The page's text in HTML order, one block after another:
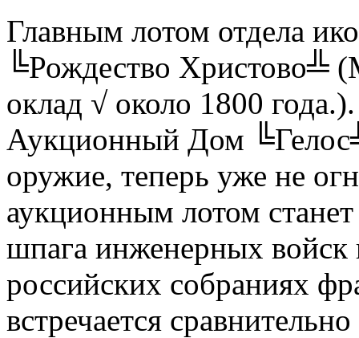
Главным лотом отдела
╚Рождество Христово╩
оклад √ около 1800
Аукционный Дом
оружие, теперь уже не
аукционным лотом
шпага инженерных войск
российских собраниях
встречается